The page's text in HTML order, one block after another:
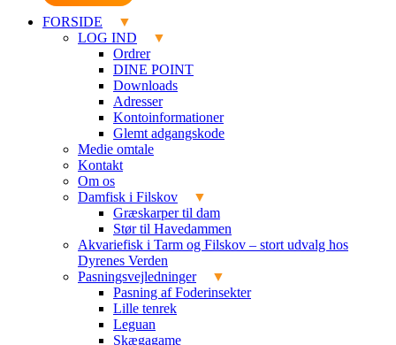
FORSIDE
LOG IND
Ordrer
DINE POINT
Downloads
Adresser
Kontoinformationer
Glemt adgangskode
Medie omtale
Kontakt
Om os
Damfisk i Filskov
Græskarper til dam
Stør til Havedammen
Akvariefisk i Tarm og Filskov – stort udvalg hos
Dyrenes Verden
Pasningsvejledninger
Pasning af Foderinsekter
Lille tenrek
Leguan
Skægagame